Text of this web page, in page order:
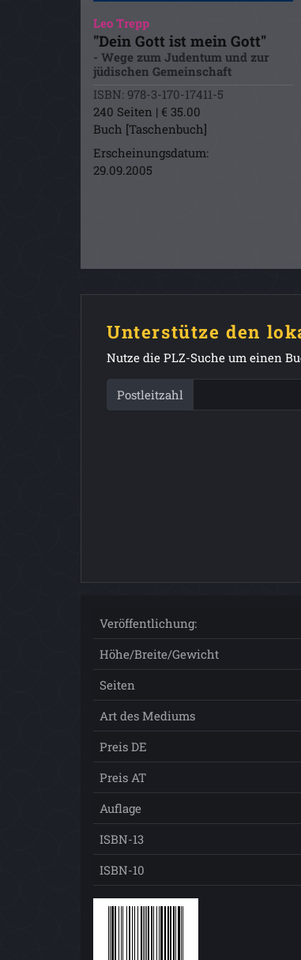
Leo Trepp
"Dein Gott ist mein Gott"
- Wege zum Judentum und zur
jüdischen Gemeinschaft
ISBN: 978-3-170-17411-5
240 Seiten | € 35.00
Buch [Taschenbuch]
Erscheinungsdatum:
29.09.2005
Unterstütze den
Nutze die PLZ-Suche um einen
Postleitzahl
Veröffentlichung:
Höhe/Breite/Gewicht
Seiten
Art des Mediums
Preis DE
Preis AT
Auflage
ISBN-13
ISBN-10